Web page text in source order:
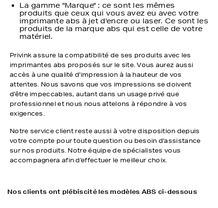
La gamme "Marque" : ce sont les mêmes
produits que ceux qui vous avez eu avec votre
imprimante abs à jet d'encre ou laser. Ce sont les
produits de la marque abs qui est celle de votre
matériel.
Privink assure la compatibilité de ses produits avec les
imprimantes abs proposés sur le site. Vous aurez aussi
accès à une qualité d'impression à la hauteur de vos
attentes. Nous savons que vos impressions se doivent
d'être impeccables, autant dans un usage privé que
professionnel et nous nous attelons à répondre à vos
exigences.
Notre service client reste aussi à votre disposition depuis
votre compte pour toute question ou besoin d'assistance
sur nos produits. Notre équipe de spécialistes vous
accompagnera afin d'effectuer le meilleur choix.
Nos clients ont plébiscité les modèles ABS ci-dessous